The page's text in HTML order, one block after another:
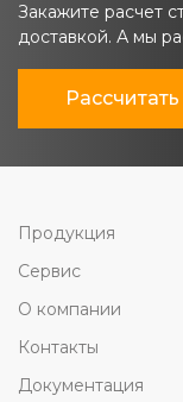
Закажите расчет
доставкой. А мы
Рассчитать
Продукция
Сервис
О компании
Контакты
Документация